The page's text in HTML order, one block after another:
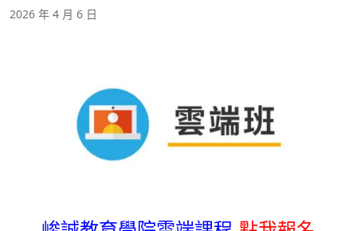
2026 年 4 月 6 日